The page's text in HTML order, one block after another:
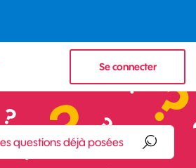
Se connecter